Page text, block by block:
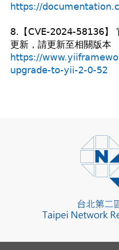
https://
8.【CVE-2024-58136】
更新，請更新至相關版本
https://
upgrade-to-yii-2-0-52